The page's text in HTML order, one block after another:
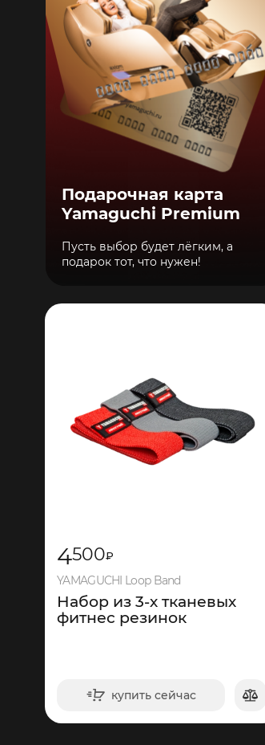
Подарочная карта
Yamaguchi Premium
Пусть выбор будет лёгким, а
подарок тот, что нужен!
4500₽
YAMAGUCHI Loop Band
Набор из 3-х тканевых
фитнес резинок
купить сейчас
в корзину